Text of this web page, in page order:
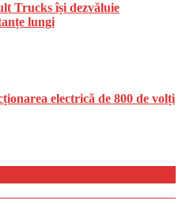
Trucks își dezvăluie
lungi
electrică de 800 de volți